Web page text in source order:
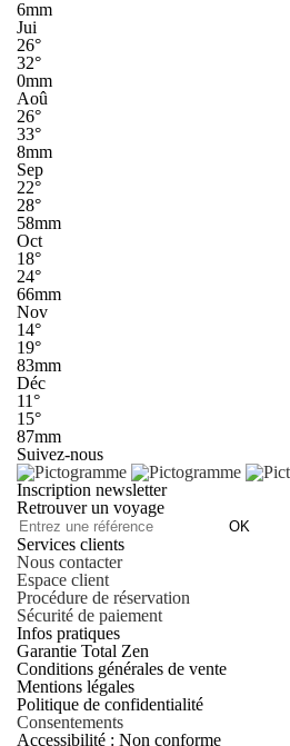
6mm
Jui
26°
32°
0mm
Aoû
26°
33°
8mm
Sep
22°
28°
58mm
Oct
18°
24°
66mm
Nov
14°
19°
83mm
Déc
11°
15°
87mm
Suivez-nous
Inscription newsletter
Retrouver un voyage
OK
Services clients
Nous contacter
Espace client
Procédure de réservation
Sécurité de paiement
Infos pratiques
Garantie Total Zen
Conditions générales de vente
Mentions légales
Politique de confidentialité
Consentements
Accessibilité : Non conforme